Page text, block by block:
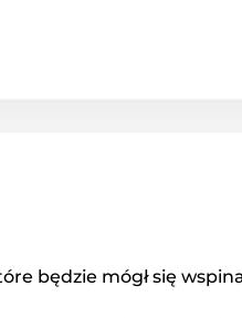
będzie mógł się